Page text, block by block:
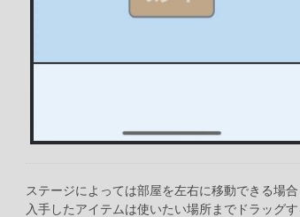
ステージによっては部屋を左右に移動できる場合
入手したアイテムは使いたい場所までドラッグす